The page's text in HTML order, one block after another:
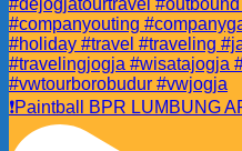
❗️Paintball BPR LUMBUNG